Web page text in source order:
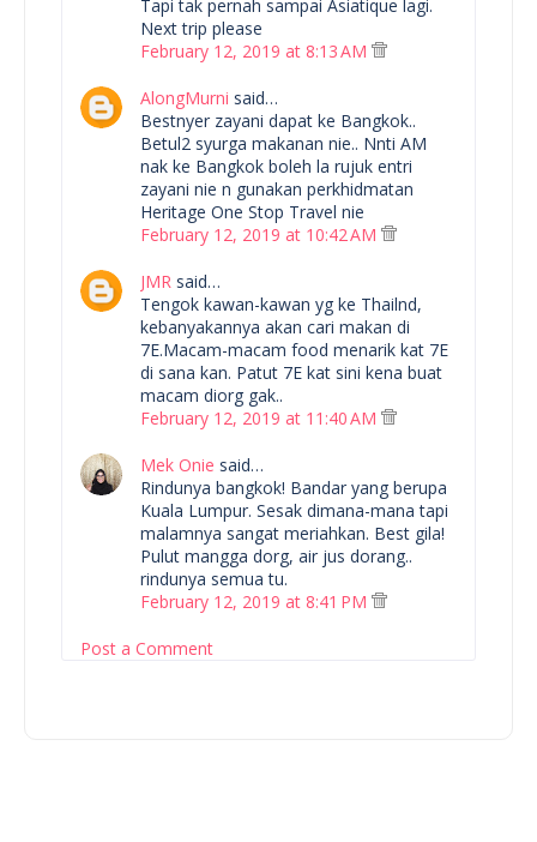
Tapi tak pernah sampai Asiatique lagi.
Next trip please
February 12, 2019 at 8:13 AM
AlongMurni said…
Bestnyer zayani dapat ke Bangkok..
Betul2 syurga makanan nie.. Nnti AM
nak ke Bangkok boleh la rujuk entri
zayani nie n gunakan perkhidmatan
Heritage One Stop Travel nie
February 12, 2019 at 10:42 AM
JMR said…
Tengok kawan-kawan yg ke Thailnd,
kebanyakannya akan cari makan di
7E.Macam-macam food menarik kat 7E
di sana kan. Patut 7E kat sini kena buat
macam diorg gak..
February 12, 2019 at 11:40 AM
Mek Onie said…
Rindunya bangkok! Bandar yang berupa
Kuala Lumpur. Sesak dimana-mana tapi
malamnya sangat meriahkan. Best gila!
Pulut mangga dorg, air jus dorang..
rindunya semua tu.
February 12, 2019 at 8:41 PM
Post a Comment